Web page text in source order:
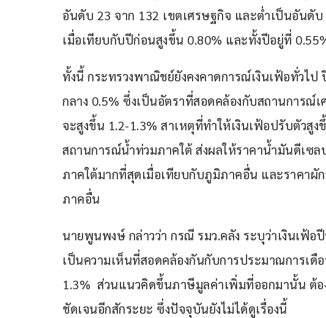
อันดับ 23 จาก 132 เขตเศรษฐกิจ และต่ำเป็นอันดั
เมื่อเทียบกับปีก่อนสูงขึ้น 0.80% และทั้งปีอยู่ที่
ทั้งนี้ กระทรวงพาณิชย์ยังคงคาดการณ์เงินเฟ้อทั่วไป
กลาง 0.5% ซึ่งเป็นอัตราที่สอดคล้องกับสถานการณ์
จะสูงขึ้น 1.2-1.3% สาเหตุที่ทำให้เงินเฟ้อปรับตัวสู
สถานการณ์น้ำท่วมภาคใต้ ส่งผลให้ราคาน้ำมันดีเซ
ภาคใต้มากที่สุดเมื่อเทียบกับภูมิภาคอื่น และราคาผั
ภาคอื่น
นายพูนพงษ์ กล่าวว่า กรณี รมว.คลัง ระบุว่าเงินเฟ้
เป็นความเห็นที่สอดคล้องกันกับการประมาณการเดื
1.3%  ส่วนแนวคิดขึ้นภาษีมูลค่าเพิ่มที่ออกมานั้น ต้อ
ชัดเจนอีกสักระยะ ซึ่งปัจจุบันยังไม่ได้ดูเรื่องนี้